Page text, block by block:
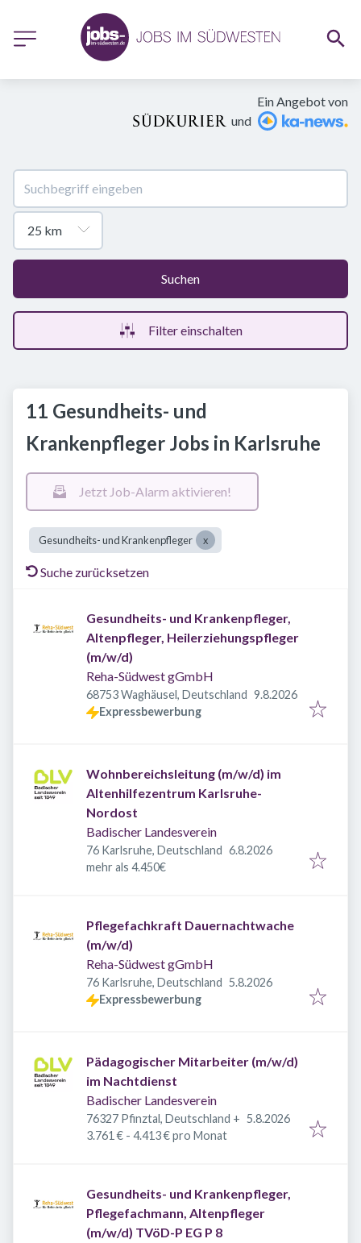
Ein Angebot von
und
Suchen
Filter einschalten
11 Gesundheits- und
Krankenpfleger Jobs in Karlsruhe
Jetzt Job-Alarm aktivieren!
Gesundheits- und Krankenpfleger
Suche zurücksetzen
Gesundheits- und Krankenpfleger,
Altenpfleger, Heilerziehungspfleger
(m/w/d)
Reha-Südwest gGmbH
68753 Waghäusel, Deutschland Veröffentlicht
9.8.2026
Expressbewerbung
Wohnbereichsleitung (m/w/d) im
Altenhilfezentrum Karlsruhe-
Nordost
Badischer Landesverein
76 Karlsruhe, Deutschland Veröffentlicht
6.8.2026
mehr als 4.450€
Pflegefachkraft Dauernachtwache
(m/w/d)
Reha-Südwest gGmbH
76 Karlsruhe, Deutschland Veröffentlicht
5.8.2026
Expressbewerbung
Pädagogischer Mitarbeiter (m/w/d)
im Nachtdienst
Badischer Landesverein
76327 Pfinztal, Deutschland + Veröffentlicht
5.8.2026
3.761 € - 4.413 € pro Monat
Gesundheits- und Krankenpfleger,
Pflegefachmann, Altenpfleger
(m/w/d) TVöD-P EG P 8